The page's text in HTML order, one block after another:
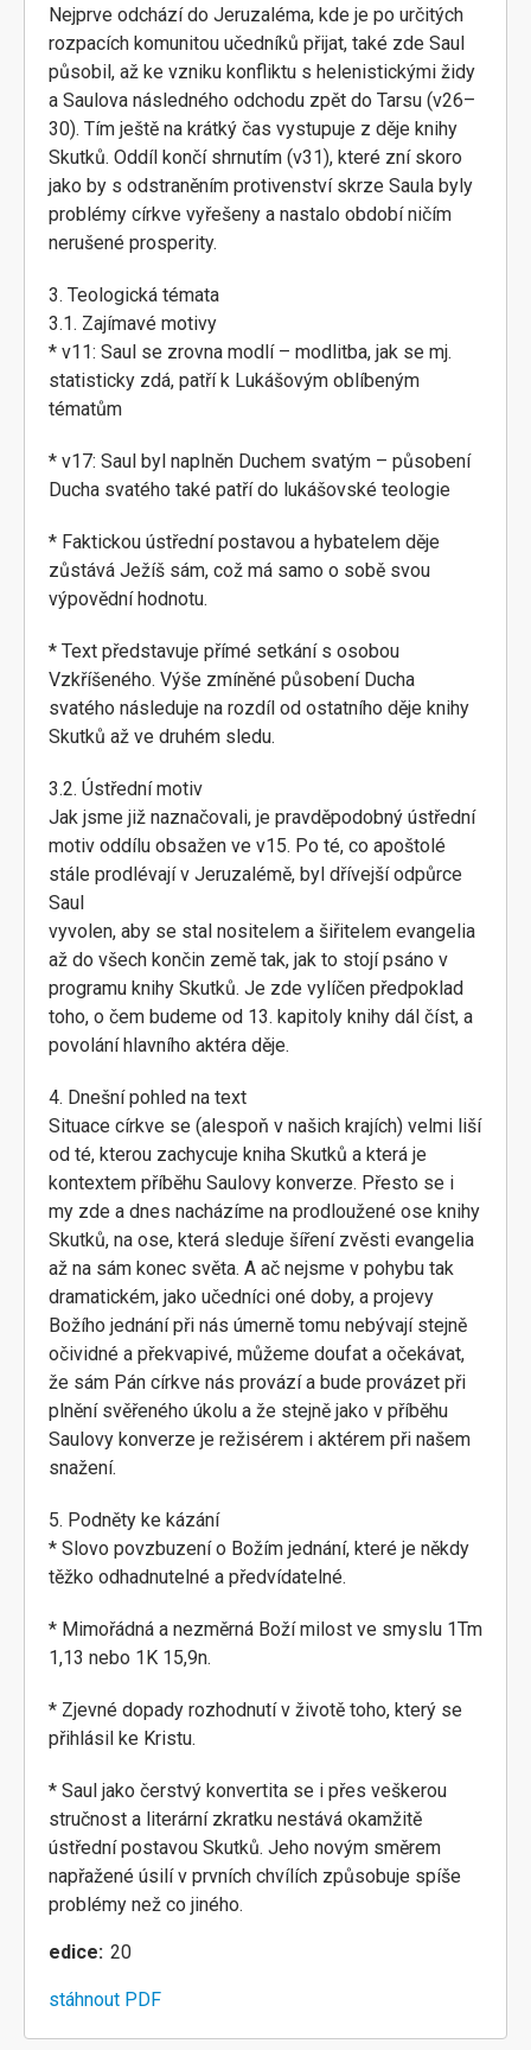
Nejprve odchází do Jeruzaléma, kde je po určitých
rozpacích komunitou učedníků přijat, také zde Saul
působil, až ke vzniku konfliktu s helenistickými židy
a Saulova následného odchodu zpět do Tarsu (v26–
30). Tím ještě na krátký čas vystupuje z děje knihy
Skutků. Oddíl končí shrnutím (v31), které zní skoro
jako by s odstraněním protivenství skrze Saula byly
problémy církve vyřešeny a nastalo období ničím
nerušené prosperity.
3. Teologická témata
3.1. Zajímavé motivy
* v11: Saul se zrovna modlí – modlitba, jak se mj.
statisticky zdá, patří k Lukášovým oblíbeným
tématům
* v17: Saul byl naplněn Duchem svatým – působení
Ducha svatého také patří do lukášovské teologie
* Faktickou ústřední postavou a hybatelem děje
zůstává Ježíš sám, což má samo o sobě svou
výpovědní hodnotu.
* Text představuje přímé setkání s osobou
Vzkříšeného. Výše zmíněné působení Ducha
svatého následuje na rozdíl od ostatního děje knihy
Skutků až ve druhém sledu.
3.2. Ústřední motiv
Jak jsme již naznačovali, je pravděpodobný ústřední
motiv oddílu obsažen ve v15. Po té, co apoštolé
stále prodlévají v Jeruzalémě, byl dřívejší odpůrce
Saul
vyvolen, aby se stal nositelem a šiřitelem evangelia
až do všech končin země tak, jak to stojí psáno v
programu knihy Skutků. Je zde vylíčen předpoklad
toho, o čem budeme od 13. kapitoly knihy dál číst, a
povolání hlavního aktéra děje.
4. Dnešní pohled na text
Situace církve se (alespoň v našich krajích) velmi liší
od té, kterou zachycuje kniha Skutků a která je
kontextem příběhu Saulovy konverze. Přesto se i
my zde a dnes nacházíme na prodloužené ose knihy
Skutků, na ose, která sleduje šíření zvěsti evangelia
až na sám konec světa. A ač nejsme v pohybu tak
dramatickém, jako učedníci oné doby, a projevy
Božího jednání při nás úmerně tomu nebývají stejně
očividné a překvapivé, můžeme doufat a očekávat,
že sám Pán církve nás provází a bude provázet při
plnění svěřeného úkolu a že stejně jako v příběhu
Saulovy konverze je režisérem i aktérem při našem
snažení.
5. Podněty ke kázání
* Slovo povzbuzení o Božím jednání, které je někdy
těžko odhadnutelné a předvídatelné.
* Mimořádná a nezměrná Boží milost ve smyslu 1Tm
1,13 nebo 1K 15,9n.
* Zjevné dopady rozhodnutí v životě toho, který se
přihlásil ke Kristu.
* Saul jako čerstvý konvertita se i přes veškerou
stručnost a literární zkratku nestává okamžitě
ústřední postavou Skutků. Jeho novým směrem
napřažené úsilí v prvních chvílích způsobuje spíše
problémy než co jiného.
edice 20
stáhnout PDF